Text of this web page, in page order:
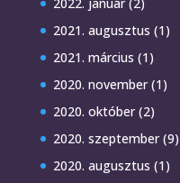
2022. január(2)
2021. augusztus (1)
2021. március (1)
2020. november(1)
2020. október(2)
2020. szeptember(9)
2020. augusztus (1)